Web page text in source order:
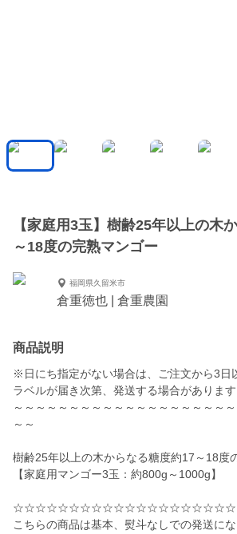
【家庭用3玉】樹齢25年以上の木
～18度の完熟マンゴー
福岡県久留米市
倉重徳也 | 倉重農園
商品説明
※日にち指定がない場合は、ご注文から3日
ラベルが届き次第、発送する場合があります
～～～～～～～～～～～～～～～～～～～
～～
樹齢25年以上の木からなる糖度約17～18度
【家庭用マンゴー3玉：約800g～1000g】
こちらの商品は基本、熨斗なしでの発送にな